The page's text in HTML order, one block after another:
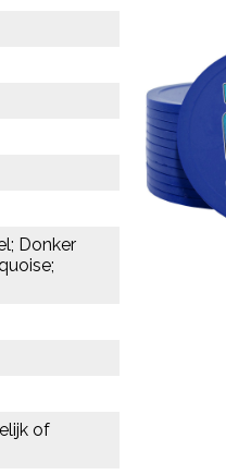
Donker
of